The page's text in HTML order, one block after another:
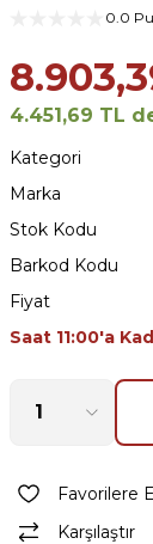
0.0
4.451,69 TL
Kategori
Marka
Stok Kodu
Barkod Kodu
Fiyat
Saat 11:00'a
Karşılaştır